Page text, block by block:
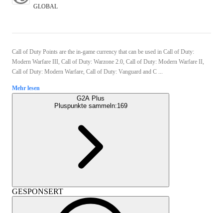
GLOBAL
Call of Duty Points are the in-game currency that can be used in Call of Duty:
Modern Warfare III, Call of Duty: Warzone 2.0, Call of Duty: Modern Warfare II,
Call of Duty: Modern Warfare, Call of Duty: Vanguard and C ...
Mehr lesen
G2A Plus
Pluspunkte sammeln:169
GESPONSERT